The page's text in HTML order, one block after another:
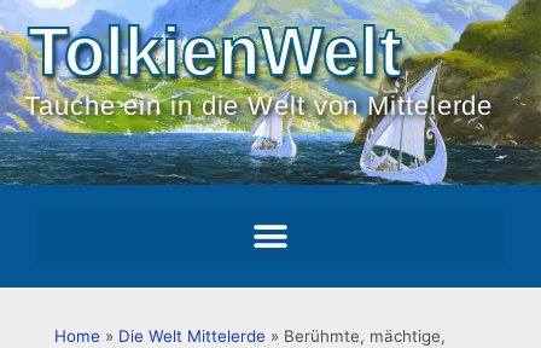
TolkienWelt
Tauche ein in die Welt von Mittelerde
Home » Die Welt Mittelerde » Berühmte, mächtige,